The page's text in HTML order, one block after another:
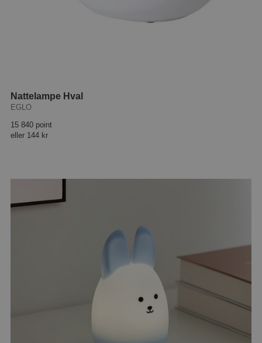
Nattelampe Hval
EGLO
15 840 point
eller 144 kr